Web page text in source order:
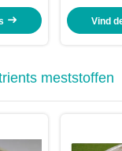
Vind
meststoffen